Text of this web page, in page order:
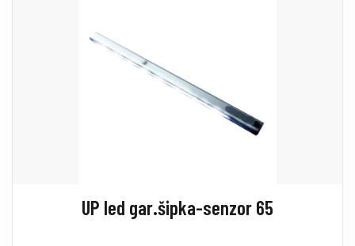
UP led gar.šipka-senzor 65